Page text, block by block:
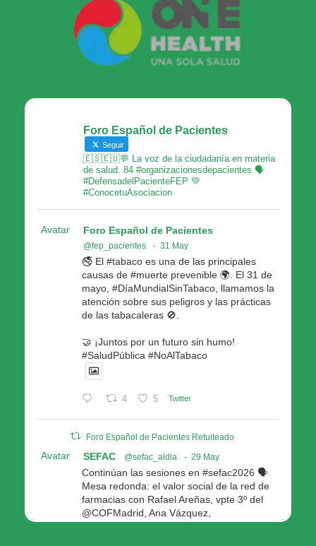
Foro Español de Pacientes
Seguir
🇪🇸🇪🇺💬 La voz de la ciudadanía en materia
de salud. 84 #organizacionesdepacientes 🗣
#DefensadelPacienteFEP 💚
#ConocetuAsociacion
Avatar Foro Español de Pacientes
@fep_pacientes · 31 May
🚭 El #tabaco es una de las principales
causas de #muerte prevenible 🌍. El 31 de
mayo, #DíaMundialSinTabaco, llamamos la
atención sobre sus peligros y las prácticas
de las tabacaleras 🚫.
🤝 ¡Juntos por un futuro sin humo!
#SaludPública #NoAlTabaco
4 5 Twitter
Foro Español de Pacientes Retuiteado
Avatar SEFAC @sefac_aldia · 29 May
Continúan las sesiones en #sefac2026 🗣️
Mesa redonda: el valor social de la red de
farmacias con Rafael Areñas, vpte 3º del
@COFMadrid, Ana Vázquez,